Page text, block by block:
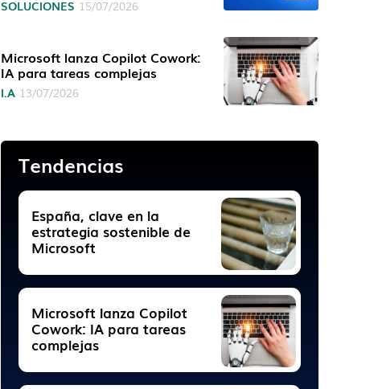
SOLUCIONES 15/07/2026
Microsoft lanza Copilot Cowork:
IA para tareas complejas
I.A 13/07/2026
Tendencias
España, clave en la
estrategia sostenible de
Microsoft
Microsoft lanza Copilot
Cowork: IA para tareas
complejas